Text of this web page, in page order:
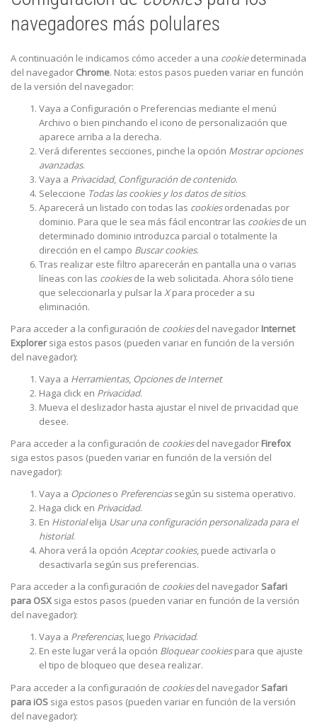
navegadores más polulares
A continuación le indicamos cómo acceder a una cookiedeterminada
del navegador Chrome. Nota: estos pasos pueden variar en función
de la versión del navegador:
Vaya a Configuración o Preferencias mediante el menú
Archivo o bien pinchando el icono de personalización que
aparece arriba a la derecha.
Verá diferentes secciones, pinche la opción Mostrar opciones
avanzadas.
Vaya a Privacidad, Configuración de contenido.
Seleccione Todas lascookiesy los datos de sitios.
Aparecerá un listado con todas las cookiesordenadas por
dominio. Para que le sea más fácil encontrar las cookiesde un
determinado dominio introduzca parcial o totalmente la
dirección en el campo Buscar cookies.
Tras realizar este filtro aparecerán en pantalla una o varias
líneas con las cookiesde la web solicitada. Ahora sólo tiene
que seleccionarla y pulsar la Xpara proceder a su
eliminación.
Para acceder a la configuración de cookiesdel navegador Internet
Explorersiga estos pasos (pueden variar en función de la versión
del navegador):
Vaya a Herramientas, Opciones de Internet
Haga click en Privacidad.
Mueva el deslizador hasta ajustar el nivel de privacidad que
desee.
Para acceder a la configuración de cookiesdel navegador Firefox
siga estos pasos (pueden variar en función de la versión del
navegador):
Vaya a Opcioneso Preferenciassegún su sistema operativo.
Haga click en Privacidad.
En Historialelija Usar una configuración personalizada para el
historial.
Ahora verá la opción Aceptar cookies, puede activarla o
desactivarla según sus preferencias.
Para acceder a la configuración de cookiesdel navegador Safari
para OSX siga estos pasos (pueden variar en función de la versión
del navegador):
Vaya a Preferencias, luego Privacidad.
En este lugar verá la opción Bloquear cookiespara que ajuste
el tipo de bloqueo que desea realizar.
Para acceder a la configuración de cookiesdel navegador Safari
para iOS siga estos pasos (pueden variar en función de la versión
del navegador):